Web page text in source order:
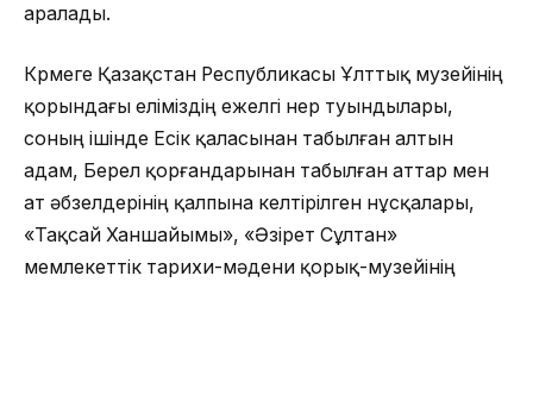
аралады.
Көрмеге Қазақстан Республикасы Ұлттық музейінің
қорындағы еліміздің ежелгі өнер туындылары,
соның ішінде Есік қаласынан табылған алтын
адам, Берел қорғандарынан табылған аттар мен
ат әбзелдерінің қалпына келтірілген нұсқалары,
«Тақсай Ханшайымы», «Әзірет Сұлтан»
мемлекеттік тарихи-мәдени қорық-музейінің